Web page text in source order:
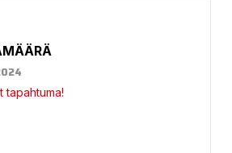
tapahtuma!